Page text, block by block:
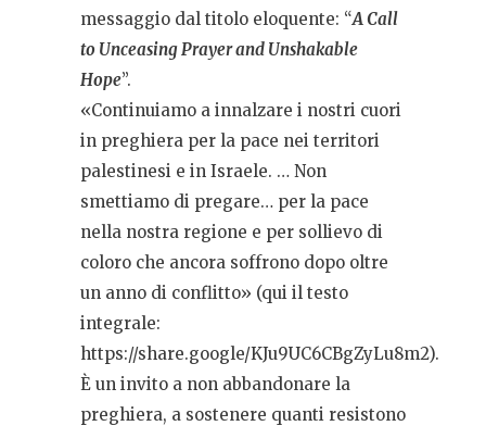
messaggio dal titolo eloquente: “A Call
to Unceasing Prayer and Unshakable
Hope”.
«Continuiamo a innalzare i nostri cuori
in preghiera per la pace nei territori
palestinesi e in Israele. … Non
smettiamo di pregare… per la pace
nella nostra regione e per sollievo di
coloro che ancora soffrono dopo oltre
un anno di conflitto» (qui il testo
integrale:
https://share.google/KJu9UC6CBgZyLu8m2).
È un invito a non abbandonare la
preghiera, a sostenere quanti resistono